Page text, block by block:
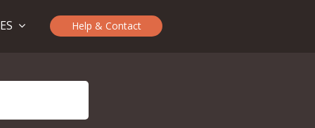
Help & Contact